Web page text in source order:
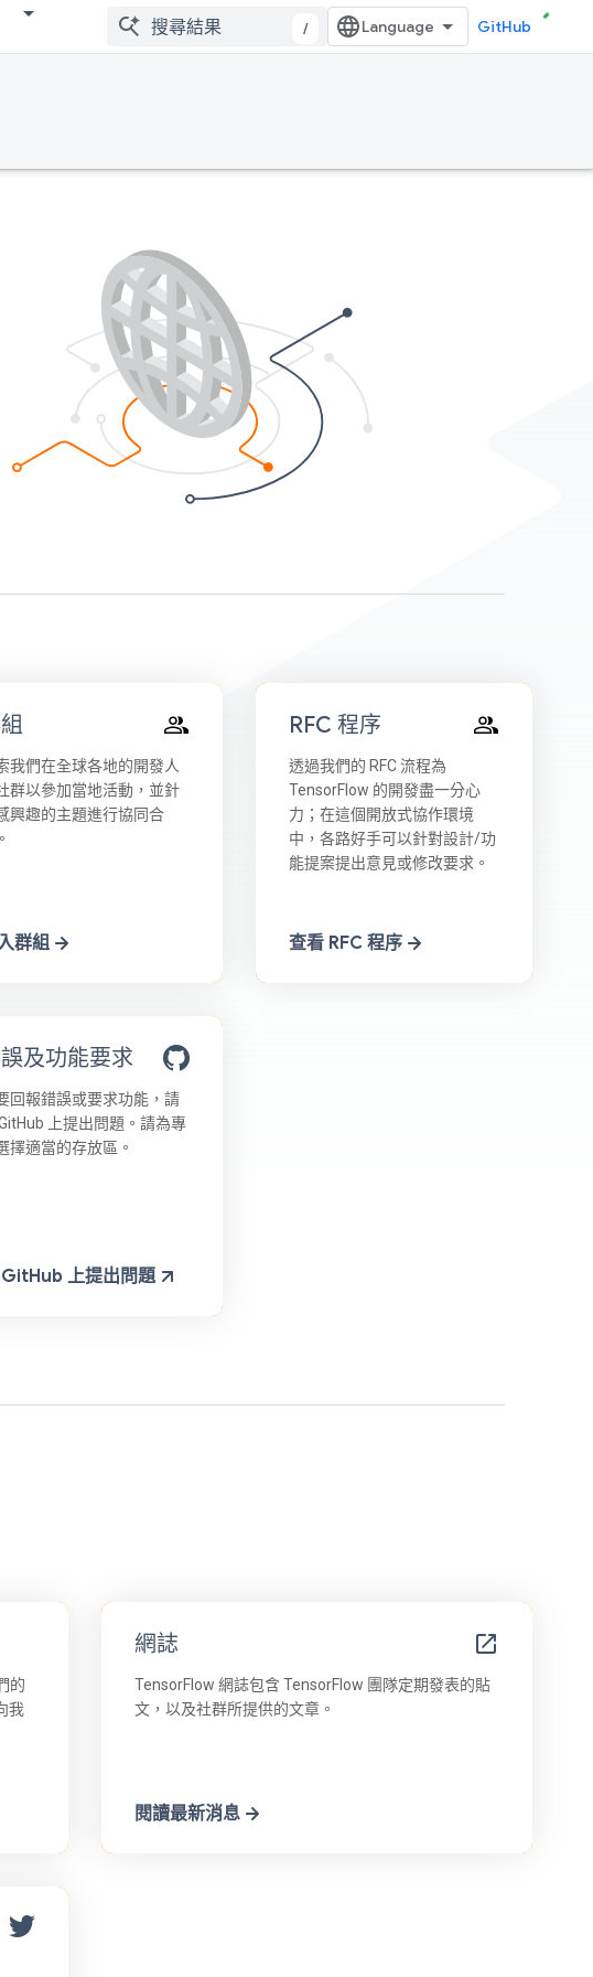
/ GitHub
我們在全球各地的開發人
群以參加當地活動，並針
興趣的主題進行協同合
群組
RFC 程序
透過我們的 RFC 流程為
TensorFlow 的開發盡一分心
力；在這個開放式協作環境
中，各路好手可以針對設計/功
能提案提出意見或修改要求。
查看 RFC 程序
及功能要求
回報錯誤或要求功能，請
上提出問題。請為專
擇適當的存放區。
上提出問題
的
我
網誌
TensorFlow 網誌包含 TensorFlow 團隊定期發表的貼
文，以及社群所提供的文章。
閱讀最新消息